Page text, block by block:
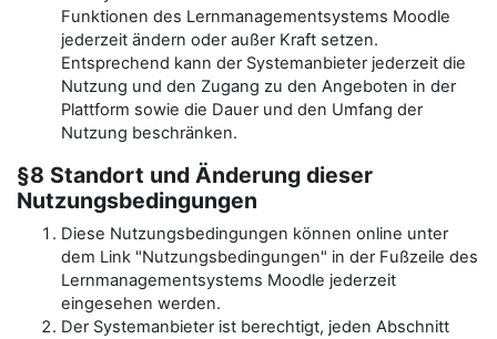
Funktionen des Lernmanagementsystems Moodle
jederzeit ändern oder außer Kraft setzen.
Entsprechend kann der Systemanbieter jederzeit die
Nutzung und den Zugang zu den Angeboten in der
Plattform sowie die Dauer und den Umfang der
Nutzung beschränken.
§8 Standort und Änderung dieser
Nutzungsbedingungen
Diese Nutzungsbedingungen können online unter
dem Link "Nutzungsbedingungen" in der Fußzeile des
Lernmanagementsystems Moodle jederzeit
eingesehen werden.
Der Systemanbieter ist berechtigt, jeden Abschnitt